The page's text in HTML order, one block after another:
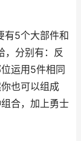
有5个大部件和
，分别有：反
运用5件相同
也可以组成
合，加上勇士